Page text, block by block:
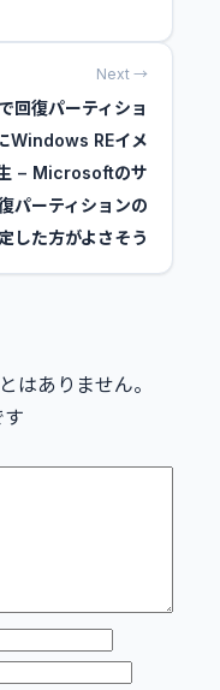
Next →
回復パーティショ
Windows REイメ
− Microsoftのサ
パーティションの
した方がよさそう
はありません。